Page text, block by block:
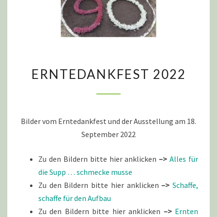
2022
ERNTEDANKFEST 2022
Bilder vom Erntedankfest und der Ausstellung am 18.
September 2022
Zu den Bildern bitte hier anklicken–> Alles für
die Supp … schmecke musse
Zu den Bildern bitte hier anklicken–> Schaffe,
schaffe für den Aufbau
Zu den Bildern bitte hier anklicken –> Ernten